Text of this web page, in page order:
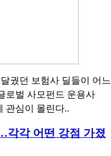
궜던 보험사 딜들이 어느
로벌 사모펀드 운용사
관심이 몰린다..
각 어떤 강점 가졌